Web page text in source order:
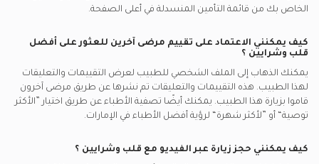
الخاص بك من قائمة التأمين المنسدلة في أعلى الصفحة.
كيف يمكنني الاعتماد على تقييم مرضى آخرين للعثور على أفضل
قلب وشرايين ؟
يمكنك الذهاب إلى الملف الشخصي للطبيب لعرض التقييمات والتعليقات
لهذا الطبيب. هذه التقييمات والتعليقات تم نشرها عن طريق مرضى آخرون
قاموا بزيارة هذا الطبيب. يمكنك أيضًا تصفية الأطباء عن طريق اختيار ”الأكثر
توصية“ أو ”لأكثر شهرة“ لرؤية أفضل الأطباء في الإمارات.
كيف يمكنني حجز زيارة عبر الفيديو مع قلب وشرايين ؟